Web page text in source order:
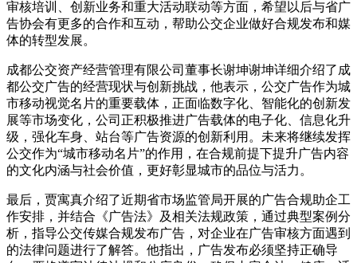
审核培训、创新业务和重大活动联动等方面，希望以后与省广
告协会有更多的合作和互动，帮助公交企业做好合规发布和媒
体的转型发展。
成都公交资产经营管理有限公司董事长谢坤谢坤详细介绍了成
都公交广告的经营现状与创新挑战，他表示，公交广告作为城
市移动视觉名片的重要载体，正面临数字化、智能化的创新发
展等市场变化，公司正积极推进广告载体的电子化、信息化升
级，强化车身、站台等广告资源的创新利用。未来将继续发挥
公交作为“城市移动名片”的作用，在合规前提下提升广告内容
的文化内涵与社会价值，更好彰显城市的品位与活力。
最后，贾寓真介绍了近期省市场监管局开展的广告合规助企工
作安排，并结合《广告法》及相关法规政策，通过典型案例分
析，指导公交传媒合规发布广告，对企业在广告审核方面遇到
的法律问题进行了解答。他指出，广告发布必须坚持正确导